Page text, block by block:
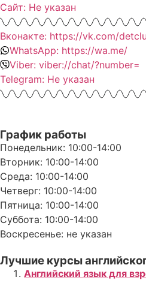
Сайт: Не указан
Вконакте: https://vk.com/
WhatsApp: https://wa.me/
Viber: viber://chat/?number=
Telegram: Не указан
График работы
Понедельник: 10:00-14:00
Вторник: 10:00-14:00
Среда: 10:00-14:00
Четверг: 10:00-14:00
Пятница: 10:00-14:00
Суббота: 10:00-14:00
Воскресенье: не указан
Лучшие курсы
Английский язык для